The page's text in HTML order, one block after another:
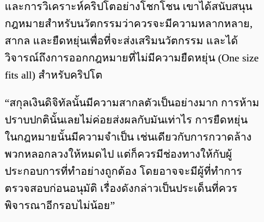
และการวิเคราะห์คริปโตอย่างโชกโชน เขาได้สนับสนุน
กฎหมายสำหรับนวัตกรรมว่าควรจะมีความหลากหลาย,
สากล และยืดหยุ่นเพื่อที่จะส่งเสริมนวัตกรรม และได้
วิจารณ์ถึงการออกกฎหมายที่ไม่มีความยืดหยุ่น (One size
fits all) สำหรับคริปโต
“สกุลเงินดิจิทัลนั้นมีความสากลตัวเป็นอย่างมาก การห้าม
ปราบปกตินั้นเลยไม่ค่อยส่งผลกับมันเท่าไร การยืดหยุ่น
ในกฎหมายนั้นมีความจำเป็น เช่นเดียวกับการกวาดล้าง
พวกหลอกลวงให้หมดไป แต่ก็ควรมีช่องทางให้กับผู้
ประกอบการที่ทำอย่างถูกต้อง โดยอาจจะมีผู้ที่ทำการ
ตรวจสอบก่อนอนุมัติ เรื่องดังกล่าวเป็นประเด็นที่ควร
พิจารณาอีกรอบไม่น้อย”